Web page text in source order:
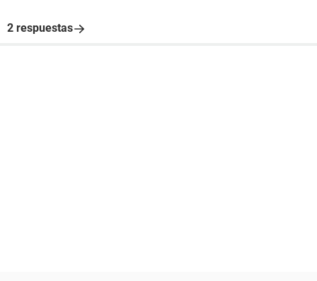
2 respuestas